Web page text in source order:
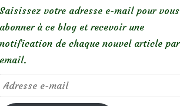
Saisissez votre adresse e-mail pour vous
abonner à ce blog et recevoir une
notification de chaque nouvel article par
email.
Adresse
e-